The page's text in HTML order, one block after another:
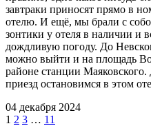
завтраки приносят прямо в
отелю. И ещё, мы брали с
зонтики у отеля в наличии и
дождливую погоду. До
можно выйти и на площадь
районе станции
приезд остановимся в этом
04 декабря 2024
1 2 3 … 11